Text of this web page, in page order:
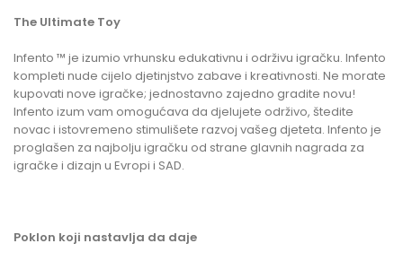
The Ultimate Toy
Infento ™ je izumio vrhunsku edukativnu i održivu igračku. Infento
kompleti nude cijelo djetinjstvo zabave i kreativnosti. Ne morate
kupovati nove igračke; jednostavno zajedno gradite novu!
Infento izum vam omogućava da djelujete održivo, štedite
novac i istovremeno stimulišete razvoj vašeg djeteta. Infento je
proglašen za najbolju igračku od strane glavnih nagrada za
igračke i dizajn u Evropi i SAD.
Poklon koji nastavlja da daje